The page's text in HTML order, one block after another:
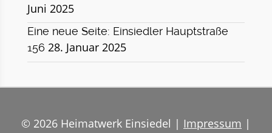
Juni 2025
Eine neue Seite: Einsiedler Hauptstraße
156 28. Januar 2025
© 2026 Heimatwerk Einsiedel | Impressum |